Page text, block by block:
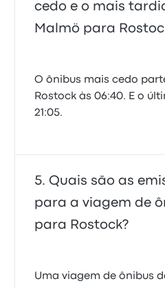
cedo e o mais
Malmö para
O ônibus mais cedo
Rostock às 06:40. E o
21:05.
Quais são as
para a viagem de
para Rostock?
Uma viagem de ônibus